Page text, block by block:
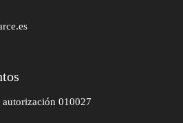
autorización 010027